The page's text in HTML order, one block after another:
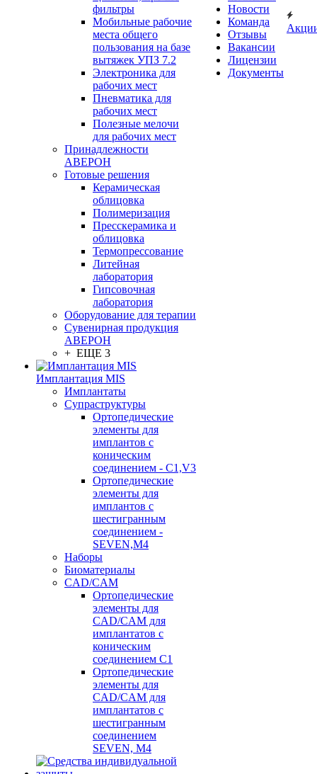
фильтры
Мобильные рабочие
места общего
пользования на базе
вытяжек УПЗ 7.2
Электроника для
рабочих мест
Пневматика для
рабочих мест
Полезные мелочи
для рабочих мест
Принадлежности
АВЕРОН
Готовые решения
Керамическая
облицовка
Полимеризация
Пресскерамика и
облицовка
Термопрессование
Литейная
лаборатория
Гипсовочная
лаборатория
Оборудование для терапии
Сувенирная продукция
АВЕРОН
+ ЕЩЕ 3
Имплантация MIS
Имплантаты
Супраструктуры
Ортопедические
элементы для
имплантов с
коническим
соединением - C1,V3
Ортопедические
элементы для
имплантов с
шестигранным
соединением -
SEVEN,M4
Наборы
Биоматериалы
CAD/CAM
Ортопедические
элементы для
CAD/CAM для
имплантатов с
коническим
соединением С1
Ортопедические
элементы для
CAD/CAM для
имплантатов с
шестигранным
соединением
SEVEN, М4
Новости
Команда
Отзывы
Вакансии
Лицензии
Документы